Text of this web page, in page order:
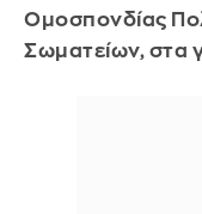
Ομοσπονδίας
Σωματείων, στα